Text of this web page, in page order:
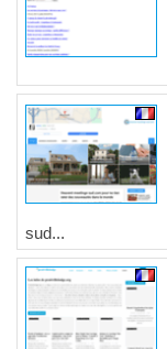
sud...